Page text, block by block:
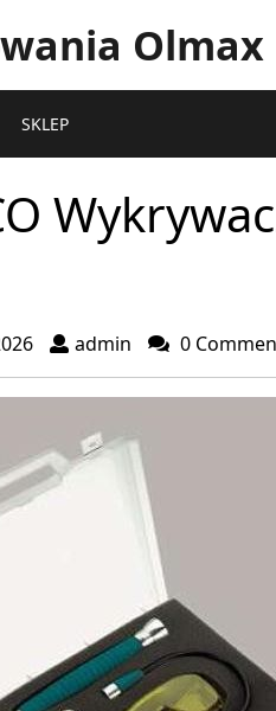
Olmax
SKLEP
admin 0